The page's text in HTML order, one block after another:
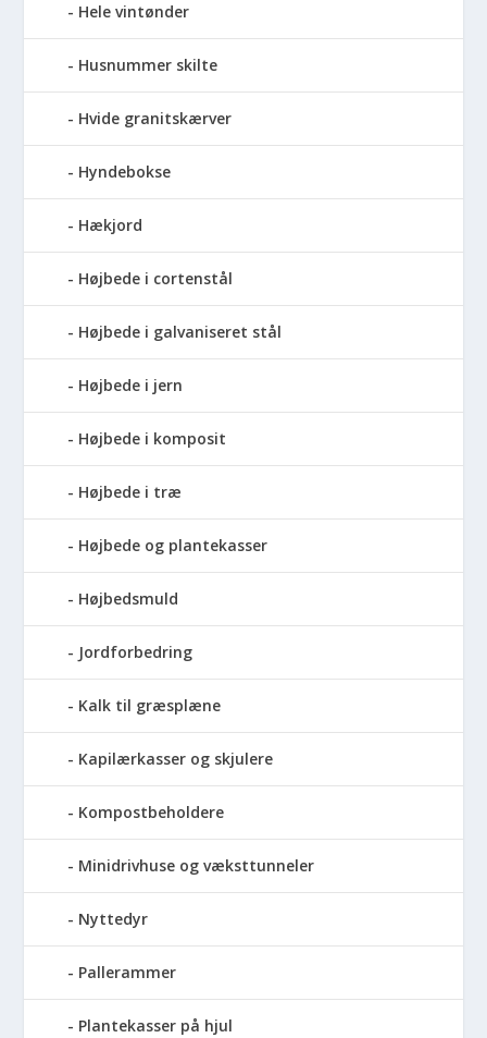
Hele vintønder
Husnummer skilte
Hvide granitskærver
Hyndebokse
Hækjord
Højbede i cortenstål
Højbede i galvaniseret stål
Højbede i jern
Højbede i komposit
Højbede i træ
Højbede og plantekasser
Højbedsmuld
Jordforbedring
Kalk til græsplæne
Kapilærkasser og skjulere
Kompostbeholdere
Minidrivhuse og væksttunneler
Nyttedyr
Pallerammer
Plantekasser på hjul